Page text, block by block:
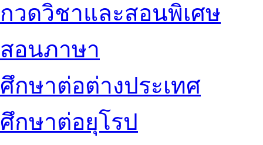
กวดวิชาและสอนพิเศษ
สอนภาษา
ศึกษาต่อต่างประเทศ
ศึกษาต่อยุโรป